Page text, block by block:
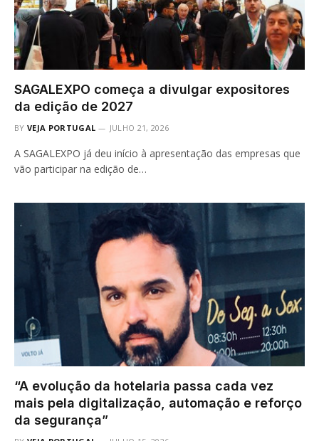
SAGALEXPO começa a divulgar expositores
da edição de 2027
BY VEJA PORTUGAL JULHO 21, 2026
A SAGALEXPO já deu início à apresentação das empresas que
vão participar na edição de…
“A evolução da hotelaria passa cada vez
mais pela digitalização, automação e reforço
da segurança”